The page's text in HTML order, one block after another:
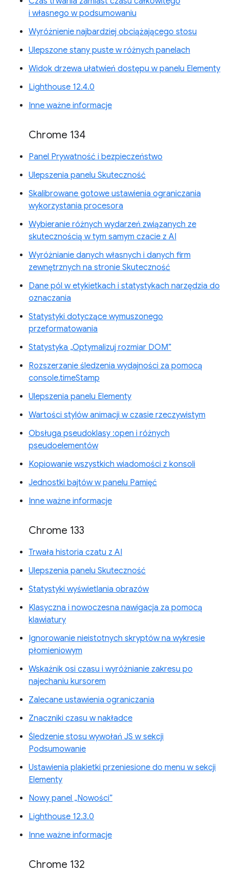
i własnego w podsumowaniu
Wyróżnienie najbardziej obciążającego stosu
Ulepszone stany puste w różnych panelach
Widok drzewa ułatwień dostępu w panelu Elementy
Lighthouse 12.4.0
Inne ważne informacje
Chrome 134
Panel Prywatność i bezpieczeństwo
Ulepszenia panelu Skuteczność
Skalibrowane gotowe ustawienia ograniczania
wykorzystania procesora
Wybieranie różnych wydarzeń związanych ze
skutecznością w tym samym czacie z AI
Wyróżnianie danych własnych i danych firm
zewnętrznych na stronie Skuteczność
Dane pól w etykietkach i statystykach narzędzia do
oznaczania
Statystyki dotyczące wymuszonego
przeformatowania
Statystyka „Optymalizuj rozmiar DOM”
Rozszerzanie śledzenia wydajności za pomocą
console.timeStamp
Ulepszenia panelu Elementy
Wartości stylów animacji w czasie rzeczywistym
Obsługa pseudoklasy :open i różnych
pseudoelementów
Kopiowanie wszystkich wiadomości z konsoli
Jednostki bajtów w panelu Pamięć
Inne ważne informacje
Chrome 133
Trwała historia czatu z AI
Ulepszenia panelu Skuteczność
Statystyki wyświetlania obrazów
Klasyczna i nowoczesna nawigacja za pomocą
klawiatury
Ignorowanie nieistotnych skryptów na wykresie
płomieniowym
Wskaźnik osi czasu i wyróżnianie zakresu po
najechaniu kursorem
Zalecane ustawienia ograniczania
Znaczniki czasu w nakładce
Śledzenie stosu wywołań JS w sekcji
Podsumowanie
Ustawienia plakietki przeniesione do menu w sekcji
Elementy
Nowy panel „Nowości”
Lighthouse 12.3.0
Inne ważne informacje
Chrome 132